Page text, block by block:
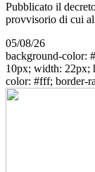
Pubblicato il
provvisorio di cui
05/08/26
background-color:
10px; width: 22px;
color: #fff; border-